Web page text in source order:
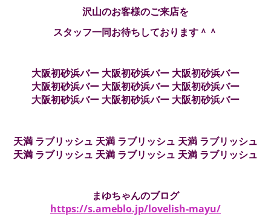
沢山のお客様のご来店を
スタッフ一同お待ちしております＾＾
大阪初砂浜バー 大阪初砂浜バー 大阪初砂浜バー
大阪初砂浜バー 大阪初砂浜バー 大阪初砂浜バー
大阪初砂浜バー 大阪初砂浜バー 大阪初砂浜バー
天満 ラブリッシュ 天満 ラブリッシュ 天満 ラブリッシュ
天満 ラブリッシュ 天満 ラブリッシュ 天満 ラブリッシュ
まゆちゃんのブログ
https://s.ameblo.jp/lovelish-mayu/